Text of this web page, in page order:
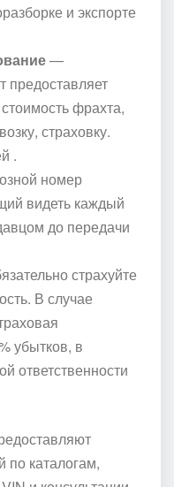
и экспорте
—
предоставляет
фрахта,
страховку.
.
номер
видеть каждый
до передачи
страхуйте
В случае
убытков, в
ответственности
по каталогам,